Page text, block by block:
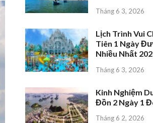
Tháng 6 3, 2026
Lịch Trình Vui
Tiên 1 Ngày
Nhiều Nhất
Tháng 6 3, 2026
Kinh Nghiệm
Đồn 2 Ngày 1
Tháng 6 2, 2026